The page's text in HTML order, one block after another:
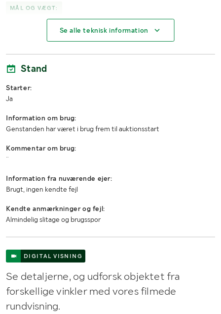
MÅL OG VÆGT:
205 cm længde × 85 cm bredde × 93 cm højde
Se alle teknisk information
Stand
Starter:
Ja
Information om brug:
Genstanden har været i brug frem til auktionsstart
Kommentar om brug:
Information fra nuværende ejer:
Brugt, ingen kendte fejl
Kendte anmærkninger og fejl:
Almindelig slitage og brugsspor
DIGITAL VISNING
Se detaljerne, og udforsk objektet fra
forskellige vinkler med vores filmede
rundvisning.